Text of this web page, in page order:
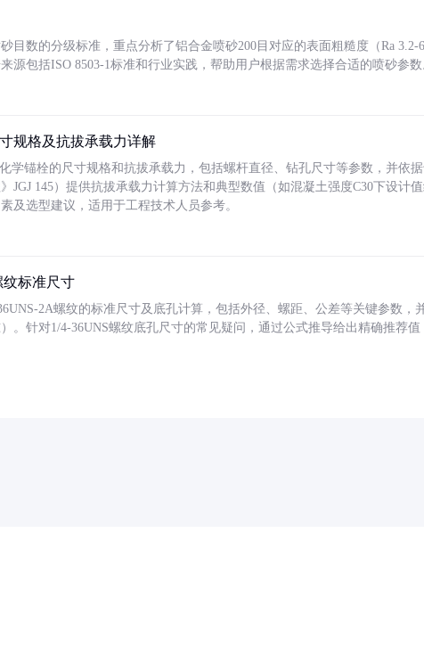
目数的分级标准，重点分析了铝合金喷砂200目对应的表面粗糙度（Ra 3.2-
源包括ISO 8503-1标准和行业实践，帮助用户根据需求选择合适的喷砂参数
规格及抗拔承载力详解
学锚栓的尺寸规格和抗拔承载力，包括螺杆直径、钻孔尺寸等参数，并依
JGJ 145）提供抗拔承载力计算方法和典型数值（如混凝土强度C30下设计
及选型建议，适用于工程技术人员参考。
纹标准尺寸
2A螺纹的标准尺寸及底孔计算，包括外径、螺距、公差等关键参数，
）。针对1/4-36UNS螺纹底孔尺寸的常见疑问，通过公式推导给出精确推荐